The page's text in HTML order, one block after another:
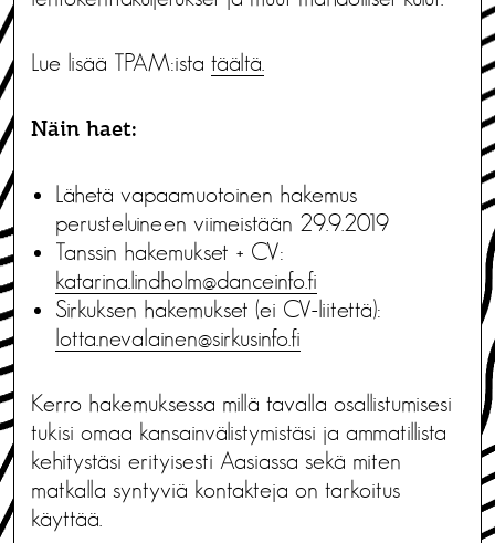
Lue lisää TPAM:ista täältä.
Näin haet:
Lähetä vapaamuotoinen hakemus
perusteluineen viimeistään 29.9.2019
Tanssin hakemukset + CV:
katarina.lindholm@danceinfo.fi
Sirkuksen hakemukset (ei CV-liitettä):
lotta.nevalainen@sirkusinfo.fi
Kerro hakemuksessa millä tavalla osallistumisesi
tukisi omaa kansainvälistymistäsi ja ammatillista
kehitystäsi erityisesti Aasiassa sekä miten
matkalla syntyviä kontakteja on tarkoitus
käyttää.